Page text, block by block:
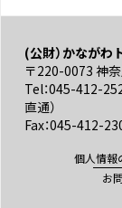
(公財）かながわ
〒220-0073 神
Tel：045-412-
直通）
Fax：045-412-
個人情報
お